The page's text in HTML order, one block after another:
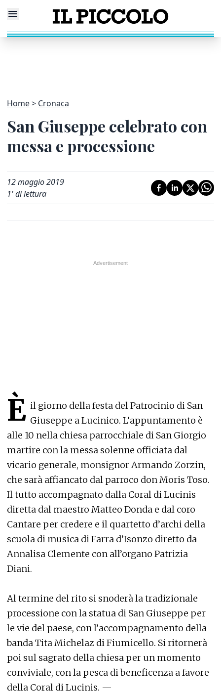
Home Cronaca
San Giuseppe celebrato con
messa e processione
12 maggio 2019
1' di lettura
È il giorno della festa del Patrocinio di San
Giuseppe a Lucinico. L’appuntamento è
alle 10 nella chiesa parrocchiale di San Giorgio
martire con la messa solenne officiata dal
vicario generale, monsignor Armando Zorzin,
che sarà affiancato dal parroco don Moris Toso.
Il tutto accompagnato dalla Coral di Lucinis
diretta dal maestro Matteo Donda e dal coro
Cantare per credere e il quartetto d’archi della
scuola di musica di Farra d’Isonzo diretto da
Annalisa Clemente con all’organo Patrizia
Diani.
Al termine del rito si snoderà la tradizionale
processione con la statua di San Giuseppe per
le vie del paese, con l’accompagnamento della
banda Tita Michelaz di Fiumicello. Si ritornerà
poi sul sagrato della chiesa per un momento
conviviale, con la pesca di beneficenza a favore
della Coral di Lucinis. —